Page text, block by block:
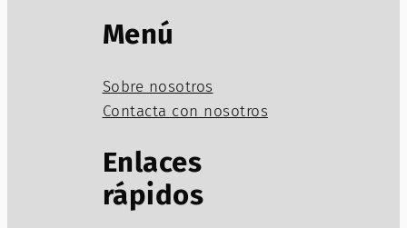
Menú
Sobre nosotros
Contacta con nosotros
Enlaces
rápidos